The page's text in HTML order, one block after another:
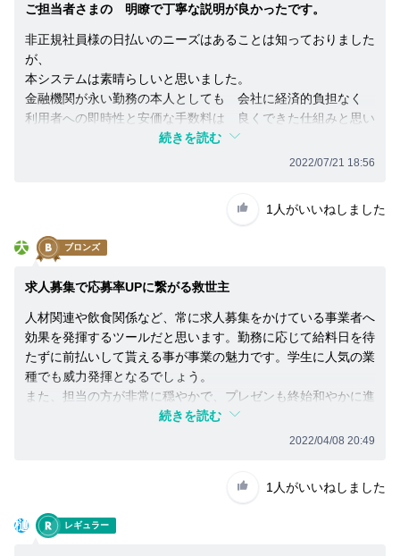
ご担当者さまの 明瞭で丁寧な説明が良かったです。
非正規社員様の日払いのニーズはあることは知っておりました
が、
本システムは素晴らしいと思いました。
金融機関が永い勤務の本人としても 会社に経済的負担なく
利用者への即時性と安価な手数料は 良くできた仕組みと思い
続きを読む
2022/07/21 18:56
1人がいいねしました
大 ブロンズ
求人募集で応募率UPに繋がる救世主
人材関連や飲食関係など、常に求人募集をかけている事業者へ
効果を発揮するツールだと思います。勤務に応じて給料日を待
たずに前払いして貰える事が事業の魅力です。学生に人気の業
種でも威力発揮となるでしょう。
また、担当の方が非常に穏やかで、プレゼンも終始和やかに進
めて下さったのでやりやすかったです。
続きを読む
2022/04/08 20:49
1人がいいねしました
樋 レギュラー